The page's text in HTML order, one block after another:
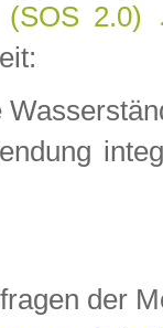
(SOS 2.0)
der